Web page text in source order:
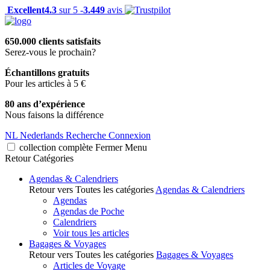
Excellent4.3 sur 5 -3.449 avis
650.000 clients satisfaits
Serez-vous le prochain?
Échantillons gratuits
Pour les articles à 5 €
80 ans d’expérience
Nous faisons la différence
NL Nederlands Recherche Connexion
collection complète Fermer Menu
Retour Catégories
Agendas & Calendriers
Retour vers Toutes les catégories Agendas & Calendriers
Agendas
Agendas de Poche
Calendriers
Voir tous les articles
Bagages & Voyages
Retour vers Toutes les catégories Bagages & Voyages
Articles de Voyage